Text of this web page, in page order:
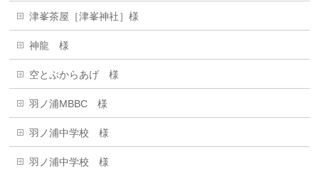
津峯茶屋［津峯神社］様
神龍 様
空とぶからあげ 様
羽ノ浦MBBC 様
羽ノ浦中学校 様
羽ノ浦中学校 様